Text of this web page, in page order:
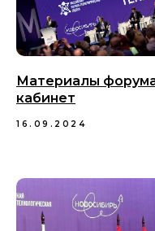
Материалы
кабинет
16.09.2024